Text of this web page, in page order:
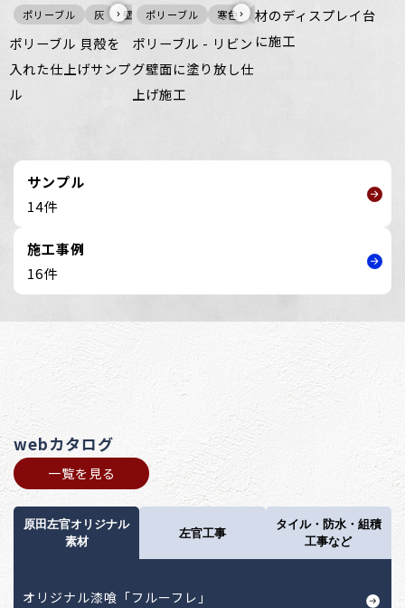
ポリーブル 灰 壁 床
›
ポリーブル 貝殻を
入れた仕上げサンプ
ル
ポリーブル 寒色 壁
›
ポリーブル - リビン
グ壁面に塗り放し仕
上げ施工
材のディスプレイ台
に施工
サンプル
14件
施工事例
16件
webカタログ
一覧を見る
原田左官オリジナル
素材
左官工事
タイル・防水・組積
工事など
オリジナル漆喰「フルーフレ」